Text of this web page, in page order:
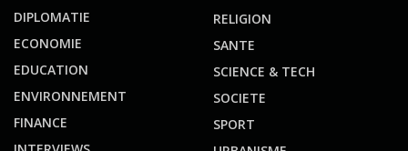
DIPLOMATIE
ECONOMIE
EDUCATION
ENVIRONNEMENT
FINANCE
RELIGION
SANTE
SCIENCE & TECH
SOCIETE
SPORT